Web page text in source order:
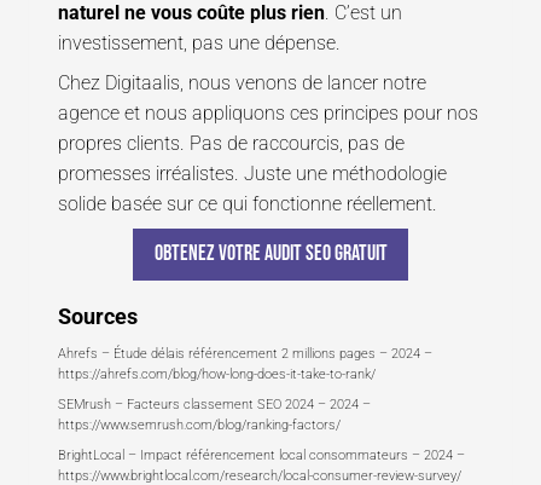
naturel ne vous coûte plus rien. C’est un
investissement, pas une dépense.
Chez Digitaalis, nous venons de lancer notre
agence et nous appliquons ces principes pour nos
propres clients. Pas de raccourcis, pas de
promesses irréalistes. Juste une méthodologie
solide basée sur ce qui fonctionne réellement.
Obtenez votre audit SEO gratuit
Sources
Ahrefs – Étude délais référencement 2 millions pages – 2024 –
https://ahrefs.com/blog/how-long-does-it-take-to-rank/
SEMrush – Facteurs classement SEO 2024 – 2024 –
https://www.semrush.com/blog/ranking-factors/
BrightLocal – Impact référencement local consommateurs – 2024 –
https://www.brightlocal.com/research/local-consumer-review-survey/